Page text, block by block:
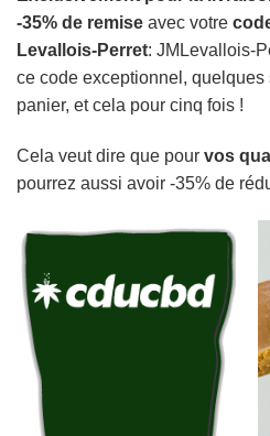
-35% de remise avec votre
Levallois-Perret: JMLevallois-
ce code exceptionnel, quelques
panier, et cela pour cinq fois !
Cela veut dire que pour vos
pourrez aussi avoir -35% de